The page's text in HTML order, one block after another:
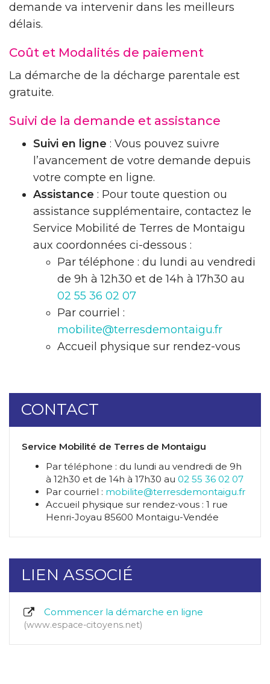
demande va intervenir dans les meilleurs
délais.
Coût et Modalités de paiement
La démarche de la décharge parentale est
gratuite.
Suivi de la demande et assistance
Suivi en ligne : Vous pouvez suivre
l’avancement de votre demande depuis
votre compte en ligne.
Assistance : Pour toute question ou
assistance supplémentaire, contactez le
Service Mobilité de Terres de Montaigu
aux coordonnées ci-dessous :
Par téléphone : du lundi au vendredi
de 9h à 12h30 et de 14h à 17h30 au
02 55 36 02 07
Par courriel :
mobilite@terresdemontaigu.fr
Accueil physique sur rendez-vous
CONTACT
Service Mobilité de Terres de Montaigu
Par téléphone : du lundi au vendredi de 9h
à 12h30 et de 14h à 17h30 au 02 55 36 02 07
Par courriel : mobilite@terresdemontaigu.fr
Accueil physique sur rendez-vous : 1 rue
Henri-Joyau 85600 Montaigu-Vendée
LIEN ASSOCIÉ
Commencer la démarche en ligne
www.espace-citoyens.net